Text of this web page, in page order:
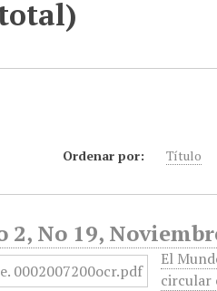
Ordenar por: Título
No 19,
El
circular